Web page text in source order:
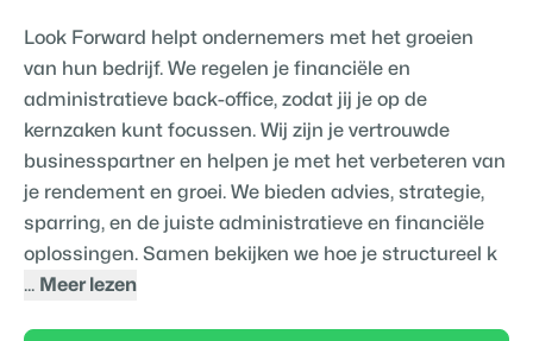
Look Forward helpt ondernemers met het groeien
van hun bedrijf. We regelen je financiële en
administratieve back-office, zodat jij je op de
kernzaken kunt focussen. Wij zijn je vertrouwde
businesspartner en helpen je met het verbeteren van
je rendement en groei. We bieden advies, strategie,
sparring, en de juiste administratieve en financiële
oplossingen. Samen bekijken we hoe je structureel k
... Meer lezen